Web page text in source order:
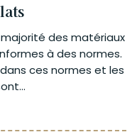
des matériaux
à des normes.
ces normes et les